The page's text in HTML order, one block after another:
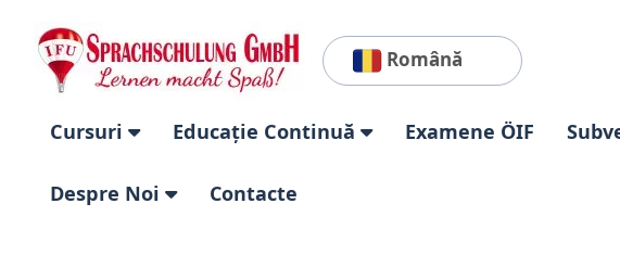
Română
Cursuri Educație Continuă Examene ÖIF
Despre Noi Contacte